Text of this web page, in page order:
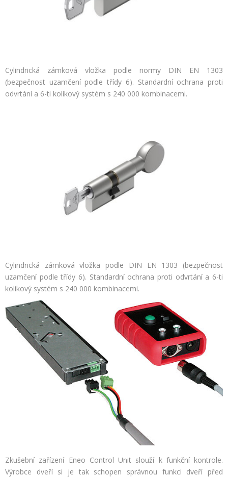
Cylindrická zámková vložka podle normy DIN EN 1303
(bezpečnost uzamčení podle třídy 6). Standardní ochrana proti
odvrtání a 6-ti kolíkový systém s 240 000 kombinacemi.
Cylindrická zámková vložka podle DIN EN 1303 (bezpečnost
uzamčení podle třídy 6). Standardní ochrana proti odvrtání a 6-ti
kolíkový systém s 240 000 kombinacemi.
Zkušební zařízení Eneo Control Unit slouží k funkční kontrole.
Výrobce dveří si je tak schopen správnou funkci dveří před